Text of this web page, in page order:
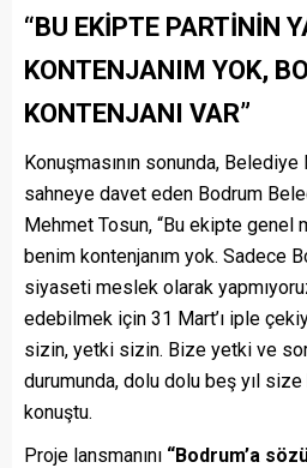
“BU EKİPTE PARTİNİN
KONTENJANIM YOK,
KONTENJANI VAR”
Konuşmasının sonunda,
sahneye davet eden Bodrum
Mehmet Tosun, “Bu ekipte genel
benim kontenjanım yok. Sadece
siyaseti meslek olarak
edebilmek için 31 Mart’ı iple
sizin, yetki sizin. Bize yetki ve
durumunda, dolu dolu beş yıl
konuştu.
Proje lansmanını “Bodrum’a